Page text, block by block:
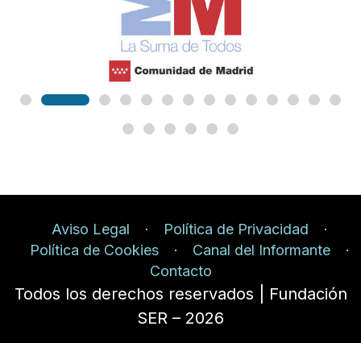
Aviso Legal
Política de Privacidad
Política de Cookies
Canal del Informante
Contacto
Todos los derechos reservados | Fundación
SER – 2026